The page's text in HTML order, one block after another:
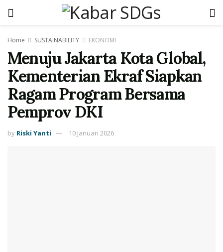
Home SUSTAINABILITY EKONOMI
Menuju Jakarta Kota Global,
Kementerian Ekraf Siapkan
Ragam Program Bersama
Pemprov DKI
by Riski Yanti 10 Januari 2026